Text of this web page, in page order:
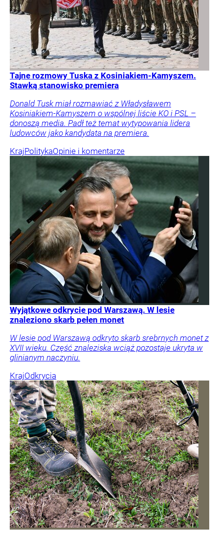
Tajne rozmowy Tuska z Kosiniakiem-Kamyszem.
Stawką stanowisko premiera
Donald Tusk miał rozmawiać z Władysławem
Kosiniakiem-Kamyszem o wspólnej liście KO i PSL –
donoszą media. Padł też temat wytypowania lidera
ludowców jako kandydata na premiera.
KrajPolitykaOpinie i komentarze
Wyjątkowe odkrycie pod Warszawą. W lesie
znaleziono skarb pełen monet
W lesie pod Warszawą odkryto skarb srebrnych monet z
XVII wieku. Część znaleziska wciąż pozostaje ukryta w
glinianym naczyniu.
KrajOdkrycia